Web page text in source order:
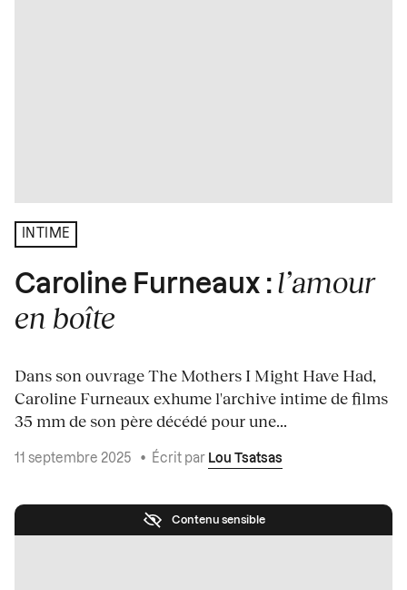
INTIME
Caroline Furneaux : l’amour
en boîte
Dans son ouvrage The Mothers I Might Have Had,
Caroline Furneaux exhume l'archive intime de films
35 mm de son père décédé pour une...
11 septembre 2025 • Écrit par Lou Tsatsas
Contenu sensible